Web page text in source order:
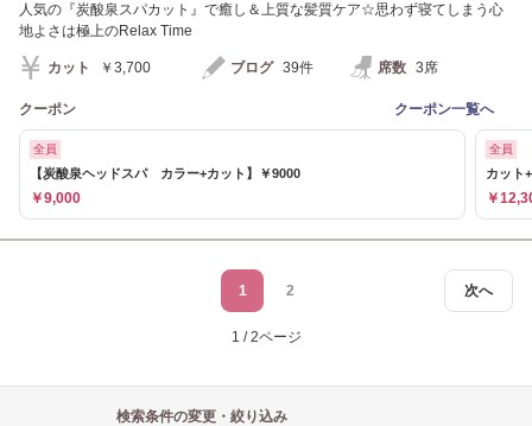
人気の『炭酸泉スパカット』で癒し＆上質な髪質ケア☆思わず寝てしまう心
地よさは極上のRelax Time
カット ￥3,700 ブログ 39件 席数 3席
クーポン クーポン一覧へ
全員
【炭酸泉ヘッドスパ カラー+カット】￥9000
￥9,000
全員
カット
￥
次へ
1 2
1 / 2ページ
検索条件の変更・絞り込み